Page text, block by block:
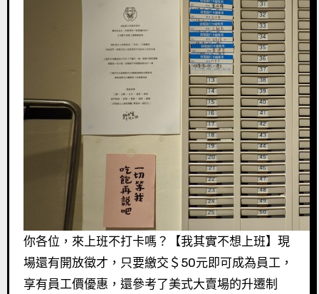
你各位，來上班不打卡嗎？【我其實不想上班】現
場還有開放徵才，只要繳交＄50元即可成為員工，
享有員工價優惠，還參考了美式大賣場的升遷制